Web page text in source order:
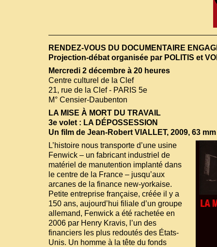
RENDEZ-VOUS DU DOCUMENTAIRE
Projection-débat organisée par POLITIS et
Mercredi 2 décembre à 20 heures
Centre culturel de la Clef
21, rue de la Clef - PARIS 5e
M° Censier-Daubenton
LA MISE À MORT DU TRAVAIL
3e volet : LA DÉPOSSESSION
Un film de Jean-Robert VIALLET, 2009, 63 mm
L’histoire nous transporte d’une usine
Fenwick – un fabricant industriel de
matériel de manutention implanté dans
le centre de la France – jusqu’aux
arcanes de la finance new-yorkaise.
Petite entreprise française, créée il y a
150 ans, aujourd’hui filiale d’un groupe
allemand, Fenwick a été rachetée en
2006 par Henry Kravis, l’un des
financiers les plus redoutés des États-
Unis. Un homme à la tête du fonds